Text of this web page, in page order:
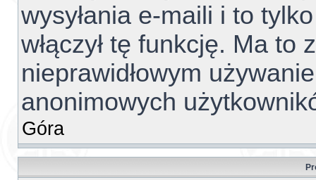
wysyłania e-maili i to
włączył tę funkcję. Ma to
nieprawidłowym
anonimowych
Góra